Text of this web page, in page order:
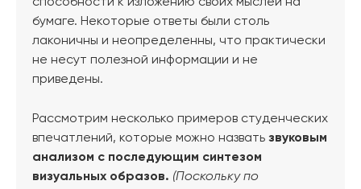
бумаге. Некоторые ответы были столь
лаконичны и неопределенны, что практически
не несут полезной информации и не
приведены.
Рассмотрим несколько примеров студенческих
впечатлений, которые можно назвать звуковым
анализом с последующим синтезом
визуальных образов. (Поскольку по